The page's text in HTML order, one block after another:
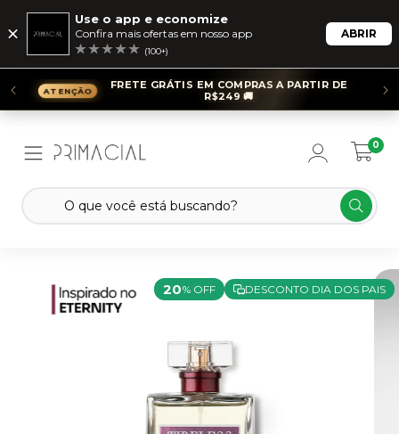
Use o app e economize
Confira mais ofertas em nosso app
(100+)
ABRIR
FRETE GRÁTIS EM COMPRAS A PARTIR DE
R$249 🚚
0
20% OFF DESCONTO DIA DOS PAIS